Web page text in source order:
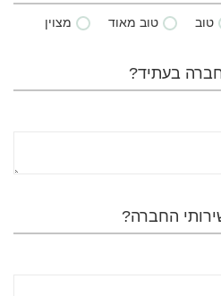
טוב טוב מאוד מצוין
בעתיד?
החברה?